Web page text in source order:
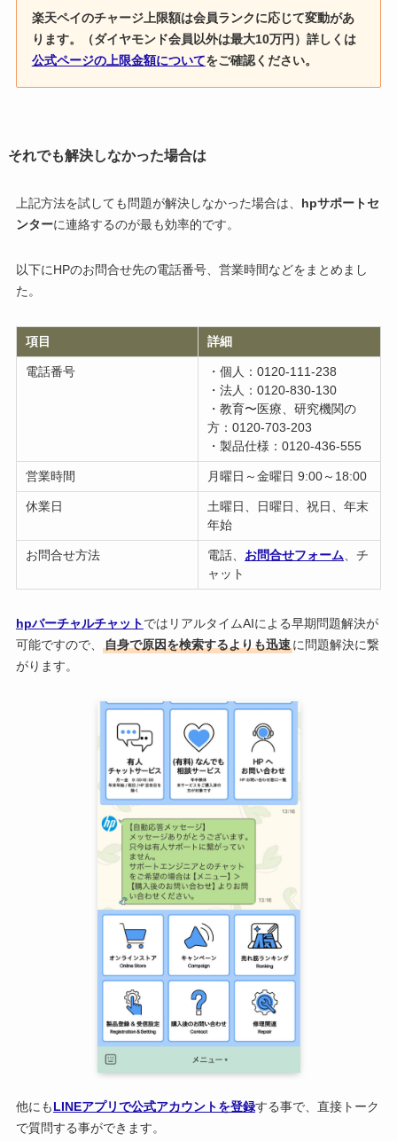
楽天ペイのチャージ上限額は会員ランクに応じて変動があ
ります。（ダイヤモンド会員以外は最大10万円）詳しくは
公式ページの上限金額についてをご確認ください。
それでも解決しなかった場合は
上記方法を試しても問題が解決しなかった場合は、
hpサポートセ
ンターに連絡するのが最も効率的です。
以下にHPのお問合せ先の電話番号、営業時間などをまとめまし
た。
項目 詳細
電話番号
・個人：0120-111-238
・法人：0120-830-130
・教育〜医療、研究機関の
方：0120-703-203
・製品仕様：0120-436-555
営業時間 月曜日～金曜日 9:00～18:00
休業日
土曜日、日曜日、祝日、年末
年始
お問合せ方法 電話、 お問合せフォーム 、チ
ャット
hpバーチャルチャット ではリアルタイムAIによる早期問題解決が
可能ですので、
自身で原因を検索するよりも迅速 に問題解決に繋
がります。
他にも LINEアプリで公式アカウントを登録する事で、直接トーク
で質問する事ができます。